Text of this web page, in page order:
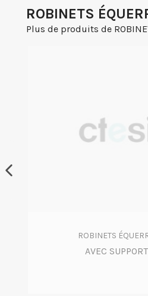
ROBINETS
Plus de produits de
ROBINETS
AVEC SUPPORT